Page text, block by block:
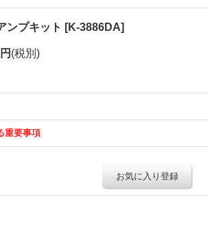
プキット [K-3886DA]
(税別)
重要事項
お気に入り登録